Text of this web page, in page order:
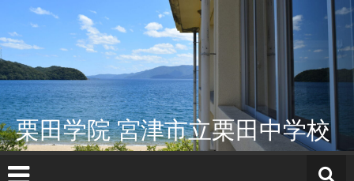
テ
ン
ツ
へ
ス
キ
ッ
プ
栗田学院 宮津市立栗田中学校